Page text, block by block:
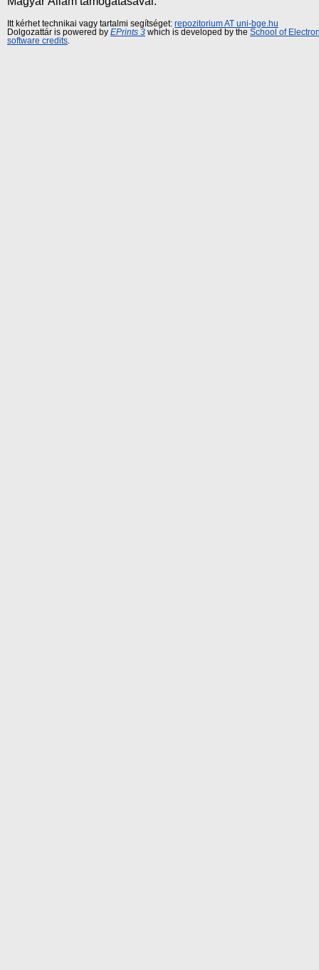
Itt kérhet technikai vagy tartalmi segítséget: repozitorium AT uni-bge.hu
Dolgozattár is powered by EPrints 3 which is developed by the School of
software credits